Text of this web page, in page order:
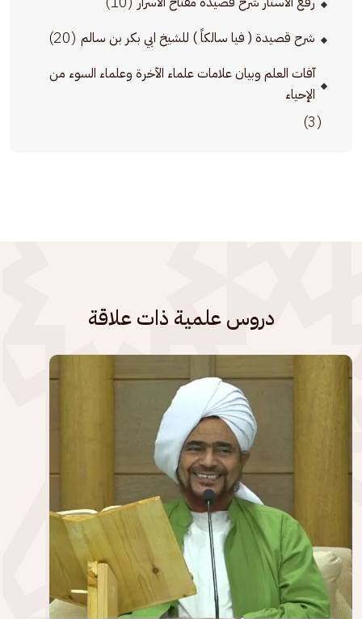
شرح قصيدة ( فيا سالكاً ) للشيخ ابي بكر بن سالم (20)
آفات العلم وبيان علامات علماء الآخرة وعلماء السوء من
الإحياء
(3)
دروس علمية ذات علاقة
الصورة